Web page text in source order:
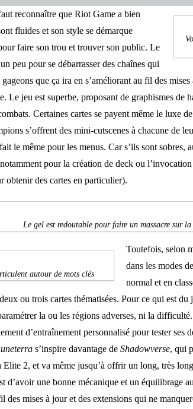
reconnaître que Riot Game a bien
fluides et son style se démarque
faire son trou et trouver son public. Le
peu pour se débarrasser des chaînes qui
que ça ira en s’améliorant au fil des
Le jeu est superbe, proposant de graphismes de
Certaines cartes se payent même le luxe
s’offrent des mini-cutscenes à chacune de
le même pour les menus. Car s’ils sont
pour la création de deck ou
obtenir des cartes en particulier).
Le gel est redoutable pour faire un massacre sur
autour de mots clés
Toutefois, selon
dans les modes
normal et en
ou trois cartes thématisées. Pour ce qui est
la ou les régions adverses, ni la
d’entraînement personnalisé pour tester ses
s’inspire davantage de Shadowverse, qui
2, et va même jusqu’à offrir un long, très
d’avoir une bonne mécanique et un équilibrage
des mises à jour et des extensions qui ne